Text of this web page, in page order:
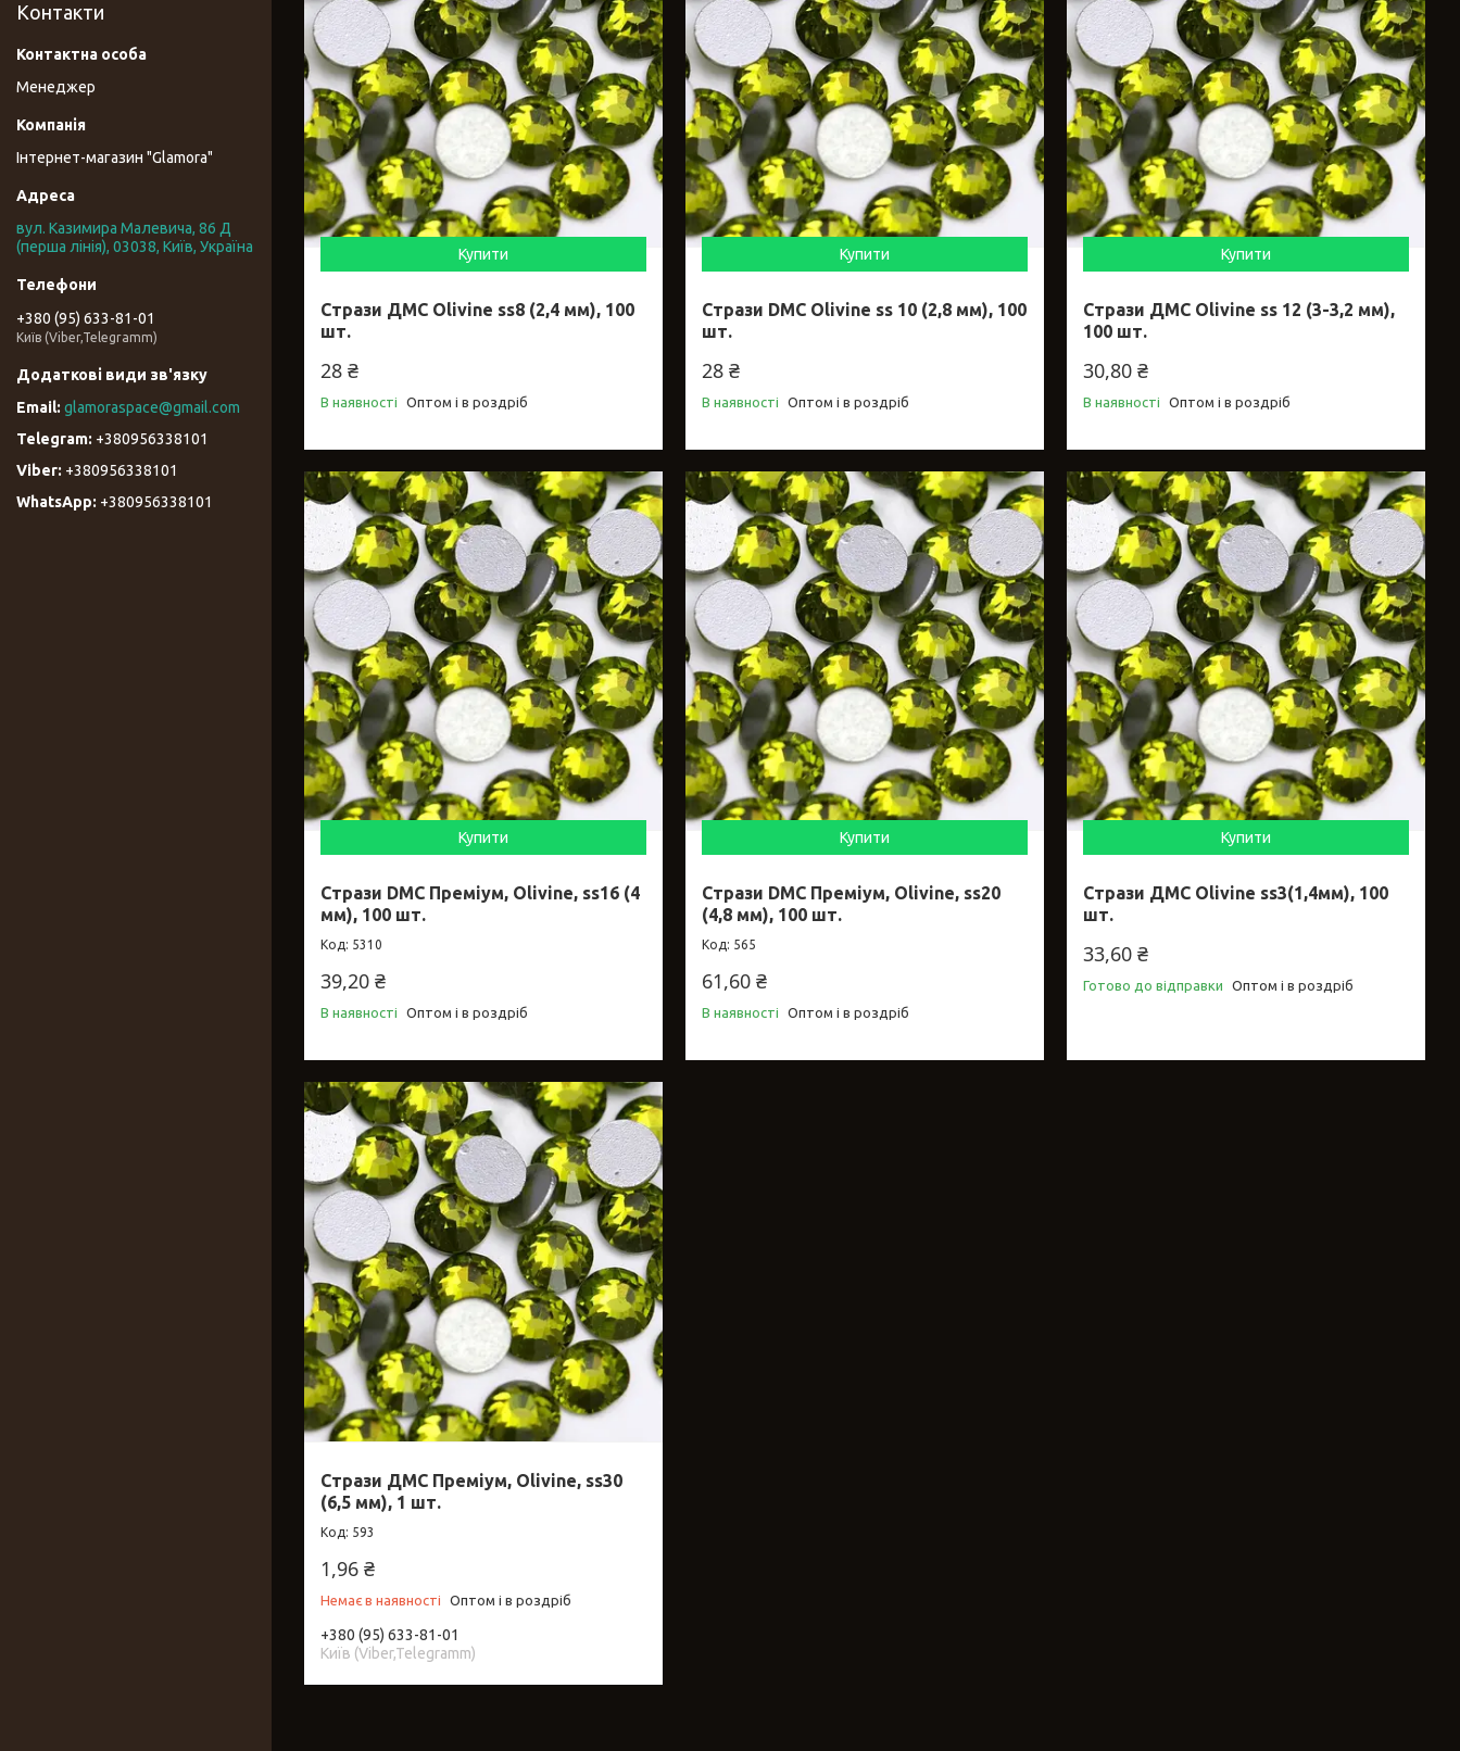
Купити
Стрази ДМС Olivine ss8 (2,4 мм), 100
шт.
28 ₴
В наявності Оптом і в роздріб
Купити
Стрази DMC Olivine ss 10 (2,8 мм), 100
шт.
28 ₴
В наявності Оптом і в роздріб
Купити
Стрази ДМС Olivine ss 12 (3-3,2 мм),
100 шт.
30,80 ₴
В наявності Оптом і в роздріб
Купити
Стрази DMC Преміум, Olivine, ss16 (4
мм), 100 шт.
5310
39,20 ₴
В наявності Оптом і в роздріб
Купити
Стрази DMC Преміум, Olivine, ss20
(4,8 мм), 100 шт.
565
61,60 ₴
В наявності Оптом і в роздріб
Купити
Стрази ДМС Olivine ss3(1,4мм), 100
шт.
33,60 ₴
Готово до відправки Оптом і в роздріб
Стрази ДМС Преміум, Olivine, ss30
(6,5 мм), 1 шт.
593
1,96 ₴
Немає в наявності Оптом і в роздріб
+380 (95) 633-81-01
Київ (Viber,Telegramm)
Контакти
Менеджер
Інтернет-магазин "Glamora"
вул. Казимира Малевича, 86 Д
(перша лінія), 03038, Київ, Україна
+380 (95) 633-81-01
Київ (Viber,Telegramm)
glamoraspace@gmail.com
+380956338101
+380956338101
+380956338101